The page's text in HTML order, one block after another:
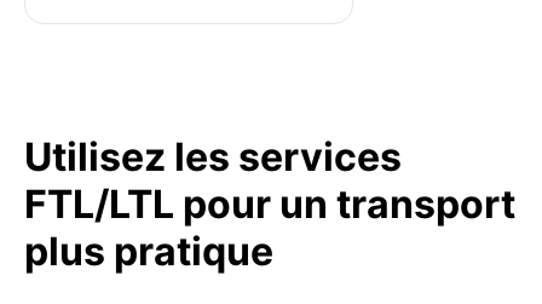
Utilisez les services
FTL/LTL pour un transport
plus pratique